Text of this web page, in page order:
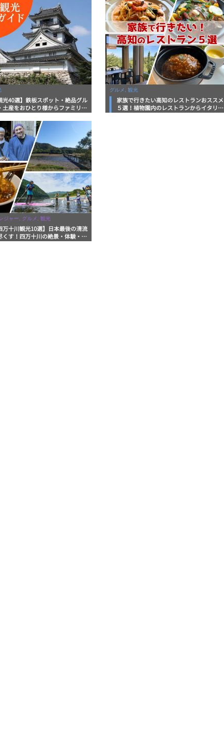
光40選】鉄板スポット・絶品グル
土産をおひとり様からファミリー
グルメ, 観光
家族で行きたい高知のレストランおススメ
５選！植物園内のレストランからイタリア
ジャー, グルメ, 観光
万十川観光10選】日本最後の清流
くす！四万十川の絶景・体験・グ